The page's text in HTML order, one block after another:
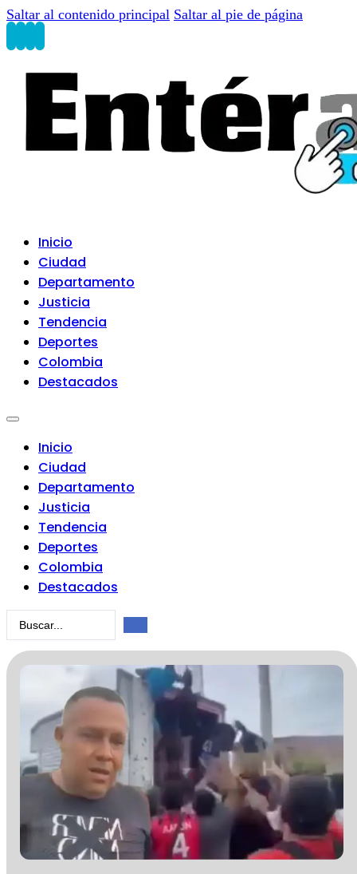
Saltar al contenido principal Saltar al pie de página
Inicio
Ciudad
Departamento
Justicia
Tendencia
Deportes
Colombia
Destacados
Inicio
Ciudad
Departamento
Justicia
Tendencia
Deportes
Colombia
Destacados
Search